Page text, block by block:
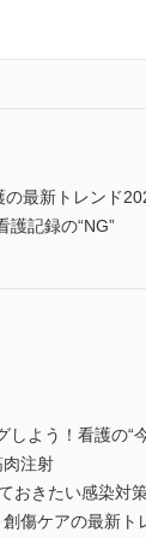
最新トレンド
記録の“NG”
しよう！看護の
注射
おきたい感染対
傷ケアの最新ト